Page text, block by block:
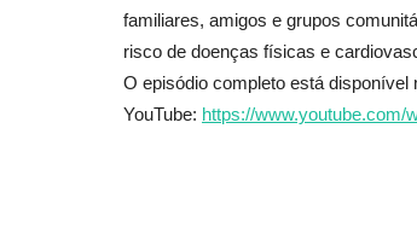
familiares, amigos e grupos
risco de doenças físicas e
O episódio completo está disponível
YouTube: https://www.youtube.com/